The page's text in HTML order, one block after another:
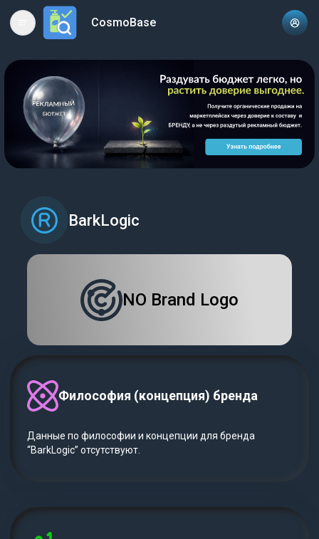
Open main menuCosmoBase
BarkLogic
NO Brand Logo
Философия (концепция) бренда
Данные по философии и концепции для бренда
“BarkLogic” отсутствуют.